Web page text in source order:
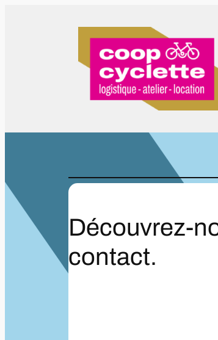
Découvrez-
contact.